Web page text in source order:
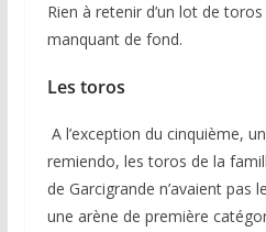
Rien à retenir d’un lot de
manquant de fond.
Les toros
A l’exception du cinquième, un
remiendo, les toros de la
de Garcigrande n’avaient pas
une arène de première